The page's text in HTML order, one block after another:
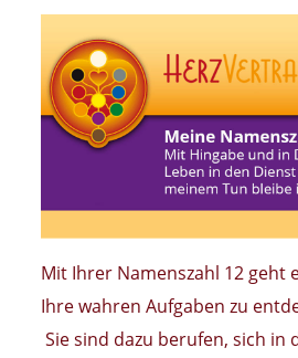
Mit Ihrer Namenszahl 12 geht
Ihre wahren Aufgaben zu
Sie sind dazu berufen, sich in